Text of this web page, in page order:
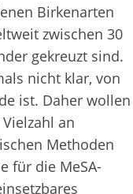
Birkenarten
zwischen 30
gekreuzt sind.
nicht klar, von
ist. Daher wollen
an
Methoden
für die MeSA-